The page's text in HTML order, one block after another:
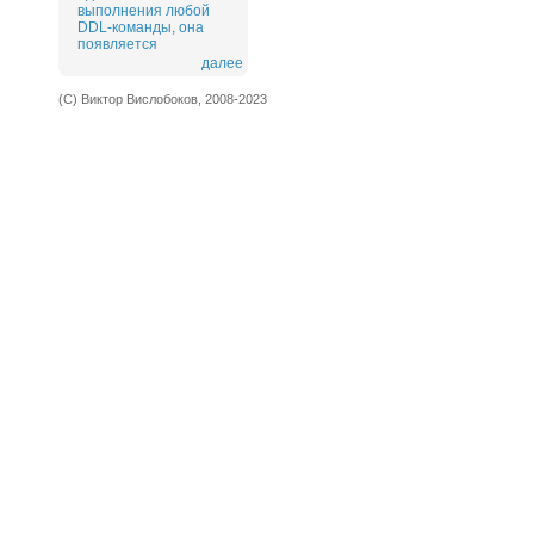
выполнения любой
DDL-команды, она
появляется
далее
(С) Виктор Вислобоков, 2008-2023